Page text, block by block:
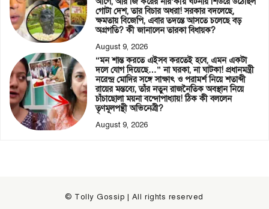
গোটা দেশ, তার বিচার অধরা! সরকার বদলেছে,
ক্ষমতায় বিজেপি, এবার তদন্তে আসতে চলেছে বড়
অগ্রগতি? কী জানালেন তারকা বিধায়ক?
August 9, 2026
“মন শান্ত করতে এইসব করতেই হবে, এমন একটা
দলে যোগ দিয়েছে…” না ঘরকা, না ঘাটকা! প্রধানমন্ত্রী
নরেন্দ্র মোদির সঙ্গে সাক্ষাৎ ও পরামর্শ নিয়ে শতাব্দী
রায়ের মন্তব্যে, তাঁর নতুন রাজনৈতিক অবস্থান নিয়ে
চাঁচাছোলা ময়না বন্দোপাধ্যায়! ঠিক কী বললেন
তৃণমূলপন্থী অভিনেত্রী?
August 9, 2026
© Tolly Gossip | All rights reserved